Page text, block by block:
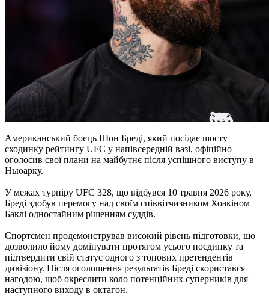
Американський боєць Шон Бреді, який посідає шосту
сходинку рейтингу UFC у напівсередній вазі, офіційно
оголосив свої плани на майбутнє після успішного виступу в
Ньюарку.
У межах турніру UFC 328, що відбувся 10 травня 2026 року,
Бреді здобув перемогу над своїм співвітчизником Хоакіном
Баклі одностайним рішенням суддів.
Спортсмен продемонстрував високий рівень підготовки, що
дозволило йому домінувати протягом усього поєдинку та
підтвердити свій статус одного з топових претендентів
дивізіону. Після оголошення результатів Бреді скористався
нагодою, щоб окреслити коло потенційних суперників для
наступного виходу в октагон.